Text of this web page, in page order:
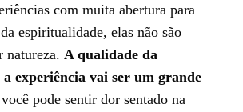
com muita abertura para
espiritualidade, elas não são
natureza. A qualidade da
a experiência vai ser um grande
pode sentir dor sentado na